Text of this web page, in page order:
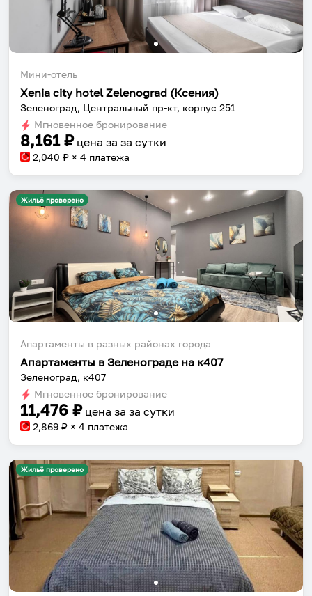
Мини-отель
Xenia city hotel Zelenograd (Ксения)
Зеленоград, Центральный пр-кт, корпус 251
Мгновенное бронирование
8,161₽ цена за за сутки
2,040 ₽ × 4 платежа
Жильё проверено
Апартаменты в разных районах города
Апартаменты в Зеленограде на к407
Зеленоград, к407
Мгновенное бронирование
11,476 ₽ цена за за сутки
2,869 ₽ × 4 платежа
Жильё проверено